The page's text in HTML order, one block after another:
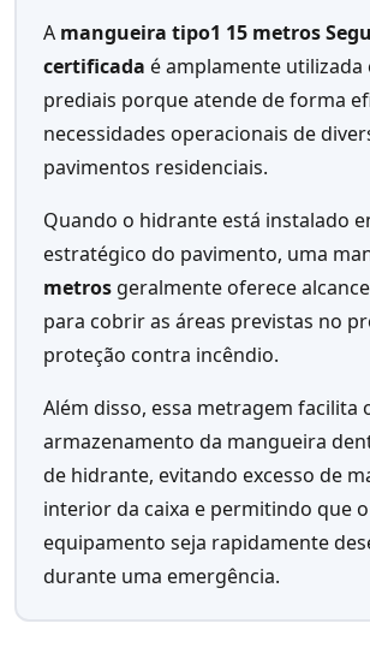
A mangueira tipo1 15 metros
certificada é amplamente utilizada
prediais porque atende de forma
necessidades operacionais de
pavimentos residenciais.
Quando o hidrante está instalado
estratégico do pavimento, uma
metros geralmente oferece
para cobrir as áreas previstas no
proteção contra incêndio.
Além disso, essa metragem facilita
armazenamento da mangueira
de hidrante, evitando excesso de
interior da caixa e permitindo que o
equipamento seja rapidamente
durante uma emergência.